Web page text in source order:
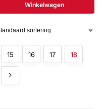
Winkelwagen
15 16 17 18